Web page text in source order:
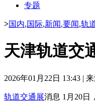
专题
>国内,国际,新闻,要闻,轨
天津轨道交
2026年01月22日 13:43 |
轨道交通展消息 1月20日